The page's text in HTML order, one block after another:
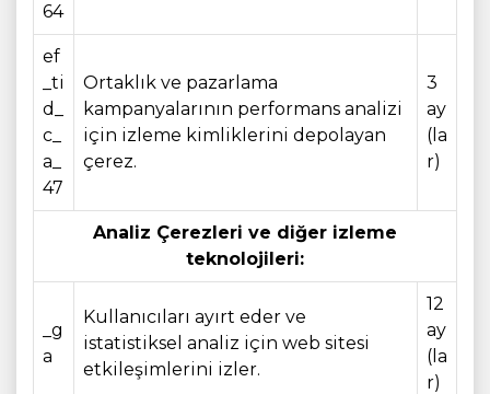
64
ef
_ti
d_
c_
a_
47
Ortaklık ve pazarlama
kampanyalarının performans analizi
için izleme kimliklerini depolayan
çerez.
3
ay
(la
r)
Analiz Çerezleri ve diğer izleme
teknolojileri:
_g
a
Kullanıcıları ayırt eder ve
istatistiksel analiz için web sitesi
etkileşimlerini izler.
12
ay
(la
r)